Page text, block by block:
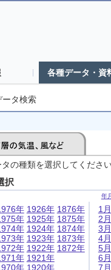
各種データ・資
ータ検索
の種類を選択してください
択
年
年
年
年
年
年
年
年
1926年
1925年
1924年
1923年
1922年
1921年
1920年
1876年
1875年
1874年
1873年
1872年
1月
2月
3月
4月
5月
6月
7月